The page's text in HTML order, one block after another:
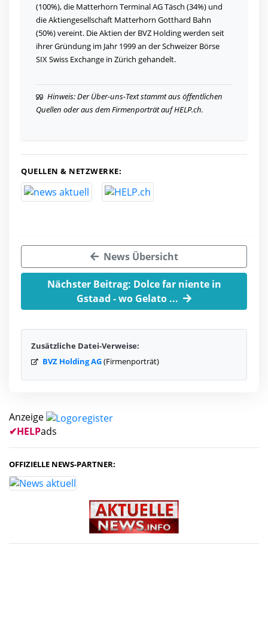
(100%), die Matterhorn Terminal AG Täsch (34%) und
die Aktiengesellschaft Matterhorn Gotthard Bahn
(50%) vereint. Die Aktien der BVZ Holding werden seit
ihrer Gründung im Jahr 1999 an der Schweizer Börse
SIX Swiss Exchange in Zürich gehandelt.
Hinweis: Der Über-uns-Text stammt aus öffentlichen
Quellen oder aus dem Firmenporträt auf HELP.ch.
QUELLEN & NETZWERKE:
News Übersicht
Nächster Beitrag: Dolce far niente in
Gstaad - wo Gelato ...
Zusätzliche Datei-Verweise:
BVZ Holding AG(Firmenporträt)
Anzeige
✔HELPads
OFFIZIELLE NEWS-PARTNER: